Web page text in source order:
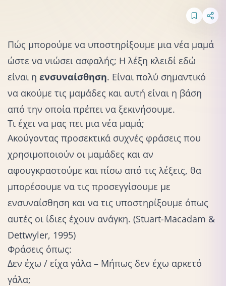
Πώς μπορούμε να υποστηρίξουμε μια νέα μαμά
ώστε να νιώσει ασφαλής; Η λέξη κλειδί εδώ
είναι η ενσυναίσθηση. Είναι πολύ σημαντικό
να ακούμε τις μαμάδες και αυτή είναι η βάση
από την οποία πρέπει να ξεκινήσουμε.
Τι έχει να μας πει μια νέα μαμά;
Ακούγοντας προσεκτικά συχνές φράσεις που
χρησιμοποιούν οι μαμάδες και αν
αφουγκραστούμε και πίσω από τις λέξεις, θα
μπορέσουμε να τις προσεγγίσουμε με
ενσυναίσθηση και να τις υποστηρίξουμε όπως
αυτές οι ίδιες έχουν ανάγκη. (Stuart-Macadam &
Dettwyler, 1995)
Φράσεις όπως:
Δεν έχω / είχα γάλα – Μήπως δεν έχω αρκετό
γάλα;